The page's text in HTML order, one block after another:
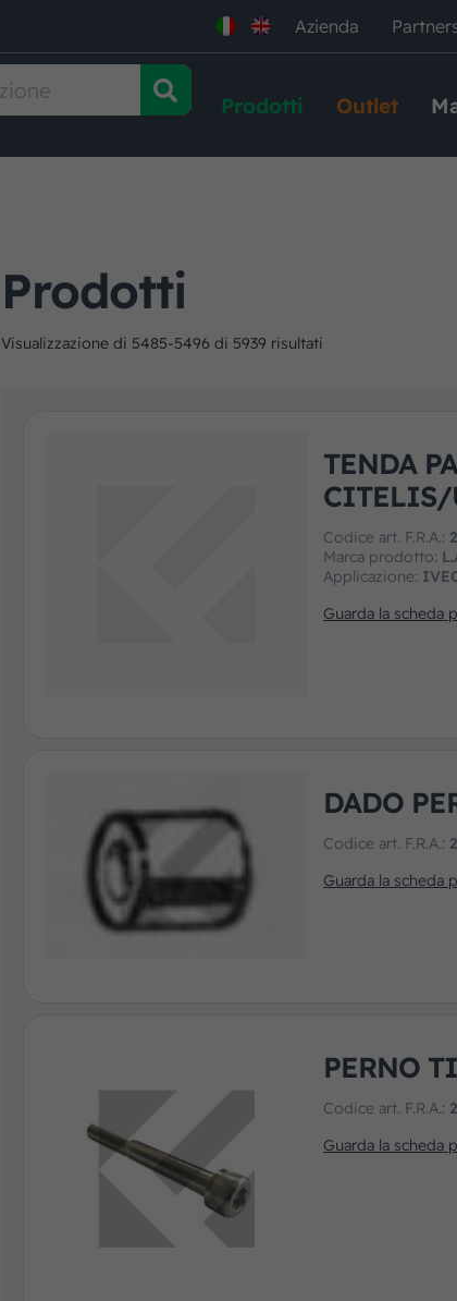
Azienda
Prodotti Outlet
Prodotti
Visualizzazione di 5485-5496 di 5939 risultati
TENDA
CITELIS/
Codice art. F.R.A.:
Marca prodotto:
Applicazione:
Guarda la scheda
DADO
Codice art. F.R.A.:
Guarda la scheda
PERNO
Codice art. F.R.A.:
Guarda la scheda